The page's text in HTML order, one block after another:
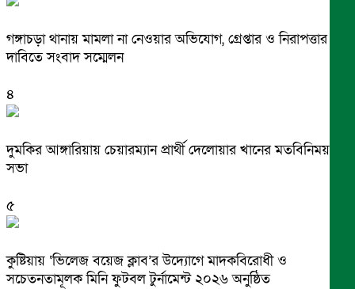
গঙ্গাচড়া থানায় মামলা না নেওয়ার অভিযোগ, গ্রেপ্তার ও নিরাপত্তার
দাবিতে সংবাদ সম্মেলন
৪
দুমকির আঙ্গারিয়ায় চেয়ারম্যান প্রার্থী দেলোয়ার খানের মতবিনিময়
সভা
৫
কুষ্টিয়ায় ‘ভিলেজ বয়েজ ক্লাব’র উদ্যোগে মাদকবিরোধী ও
সচেতনতামূলক মিনি ফুটবল টুর্নামেন্ট ২০২৬ অনুষ্ঠিত